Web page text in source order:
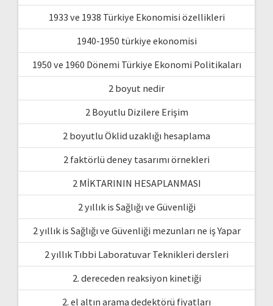
1933 ve 1938 Türkiye Ekonomisi özellikleri
1940-1950 türkiye ekonomisi
1950 ve 1960 Dönemi Türkiye Ekonomi Politikaları
2 boyut nedir
2 Boyutlu Dizilere Erişim
2 boyutlu Öklid uzaklığı hesaplama
2 faktörlü deney tasarımı örnekleri
2 MİKTARININ HESAPLANMASI
2 yıllık is Sağlığı ve Güvenliği
2 yıllık is Sağlığı ve Güvenliği mezunları ne iş Yapar
2 yıllık Tıbbi Laboratuvar Teknikleri dersleri
2. dereceden reaksiyon kinetiği
2. el altın arama dedektörü fiyatları